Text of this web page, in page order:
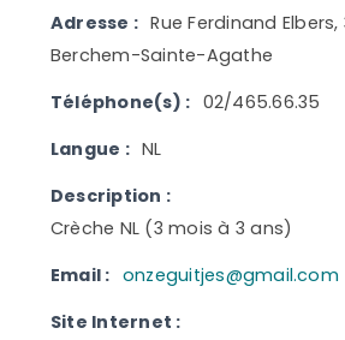
Adresse : Rue Ferdinand Elbers,
Berchem-Sainte-Agathe
Téléphone(s) : 02/465.66.35
Langue : NL
Description :
Crèche NL (3 mois à 3 ans)
Email : onzeguitjes@gmail.com
Site Internet :